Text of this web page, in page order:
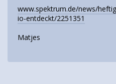
www.spektrum.de/news/
io-entdeckt/2251351
Matjes